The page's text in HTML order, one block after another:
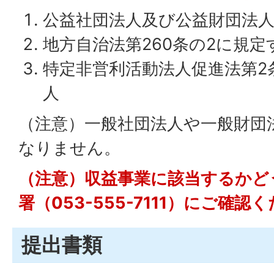
公益社団法人及び公益財団法人
地方自治法第260条の2に規定
特定非営利活動法人促進法第
人
（注意）一般社団法人や一般財
なりません。
（注意）収益事業に該当するか
署（053-555-7111）にご確認
提出書類